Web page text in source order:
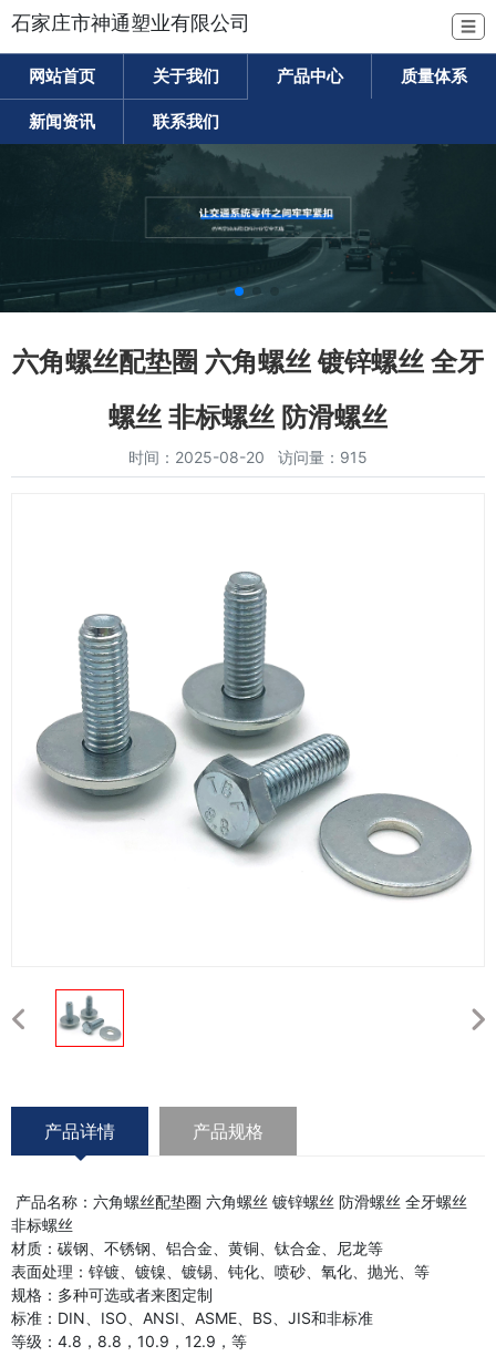
石家庄市神通塑业有限公司 ☰
网站首页 关于我们 产品中心 质量体系
新闻资讯 联系我们
六角螺丝配垫圈 六角螺丝 镀锌螺丝 全牙
螺丝 非标螺丝 防滑螺丝
时间：2025-08-20 访问量：915
产品详情 产品规格
产品名称：六角螺丝配垫圈 六角螺丝 镀锌螺丝 防滑螺丝 全牙螺丝
非标螺丝
材质：碳钢、不锈钢、铝合金、黄铜、钛合金、尼龙等
表面处理：锌镀、镀镍、镀锡、钝化、喷砂、氧化、抛光、等
规格：多种可选或者来图定制
标准：DIN、ISO、ANSI、ASME、BS、JIS和非标准
等级：4.8，8.8，10.9，12.9，等